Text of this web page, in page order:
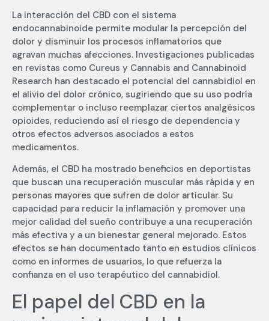
La interacción del CBD con el sistema
endocannabinoide permite modular la percepción del
dolor y disminuir los procesos inflamatorios que
agravan muchas afecciones. Investigaciones publicadas
en revistas como Cureus y Cannabis and Cannabinoid
Research han destacado el potencial del cannabidiol en
el alivio del dolor crónico, sugiriendo que su uso podría
complementar o incluso reemplazar ciertos analgésicos
opioides, reduciendo así el riesgo de dependencia y
otros efectos adversos asociados a estos
medicamentos.
Además, el CBD ha mostrado beneficios en deportistas
que buscan una recuperación muscular más rápida y en
personas mayores que sufren de dolor articular. Su
capacidad para reducir la inflamación y promover una
mejor calidad del sueño contribuye a una recuperación
más efectiva y a un bienestar general mejorado. Estos
efectos se han documentado tanto en estudios clínicos
como en informes de usuarios, lo que refuerza la
confianza en el uso terapéutico del cannabidiol.
El papel del CBD en la